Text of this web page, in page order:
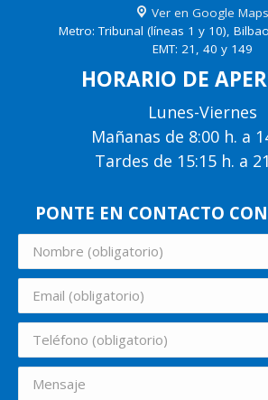
Ver en Google Maps
Metro: Tribunal (líneas 1 y 10),
EMT: 21, 40 y 149
HORARIO DE
Lunes-Viernes
Mañanas de 8:00 h. a
Tardes de 15:15 h. a
PONTE EN CONTACTO